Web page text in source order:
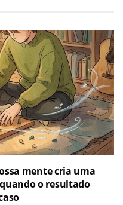
mente cria uma
o resultado